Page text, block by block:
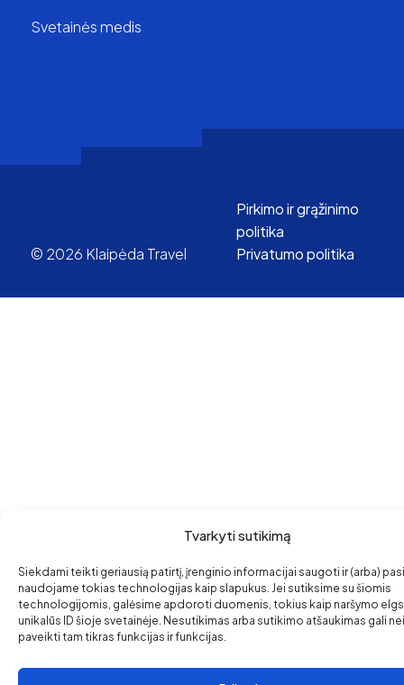
Tvarkyti sutikimą
Siekdami teikti geriausią patirtį, įrenginio informacijai saugoti ir (arba)
naudojame tokias technologijas kaip slapukus. Jei sutiksime su šiomis
technologijomis, galėsime apdoroti duomenis, tokius kaip naršymo
unikalūs ID šioje svetainėje. Nesutikimas arba sutikimo atšaukimas gali
paveikti tam tikras funkcijas ir funkcijas.
Svetainės medis
© 2026 Klaipėda Travel
Pirkimo ir grąžinimo
politika
Privatumo politika